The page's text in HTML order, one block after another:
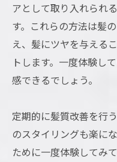
アとして取り入れられ
す。これらの方法は髪
え、髪にツヤを与える
トします。一度体験し
感できるでしょう。
定期的に髪質改善を行
のスタイリングも楽に
ために一度体験してみ